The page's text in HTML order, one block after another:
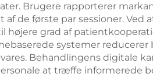
Brugere rapporterer
de første par sessioner.
højere grad af
systemer reducerer
Behandlingens digitale
at træffe informerede